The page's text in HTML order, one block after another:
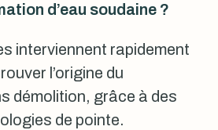
d’eau soudaine ?
interviennent rapidement
l’origine du
démolition, grâce à des
de pointe.